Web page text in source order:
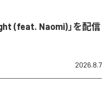
(feat. Naomi)」を配信
2026.8.7